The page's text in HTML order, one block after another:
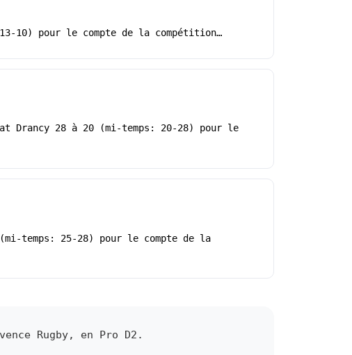
13-10) pour le compte de la compétition…
Drancy 28 à 20 (mi-temps: 20-28) pour le
temps: 25-28) pour le compte de la
Rugby, en Pro D2.